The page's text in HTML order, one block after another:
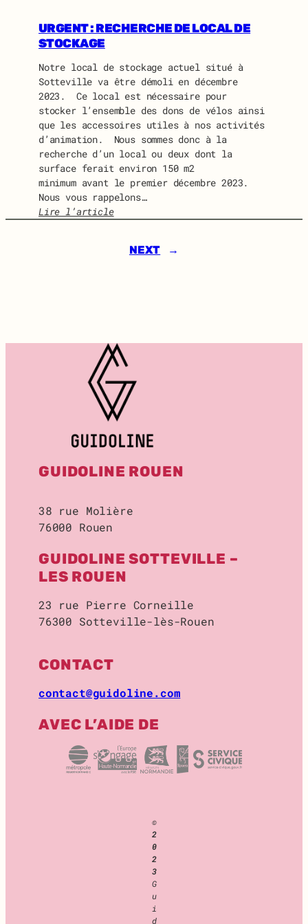
O
N
E
I
N
E
W
S
J
U
I
L
L
E
T
URGENT : RECHERCHE DE LOCAL DE
STOCKAGE
Notre local de stockage actuel situé à
Sotteville va être démoli en décembre
2023. Ce local est nécessaire pour
stocker l’ensemble des dons de vélos ainsi
que les accessoires utiles à nos activités
d’animation. Nous sommes donc à la
recherche d’un local ou deux dont la
surface ferait environ 150 m2
minimum avant le premier décembre 2023.
Nous vous rappelons…
Lire l’article
R
E
C
H
E
R
H
D
O
L
D
S
O
K
G
E
NEXT →
GUIDOLINE ROUEN
38 rue Molière
76000 Rouen
GUIDOLINE SOTTEVILLE –
LES ROUEN
23 rue Pierre Corneille
76300 Sotteville-lès-Rouen
CONTACT
contact@guidoline.com
AVEC L’AIDE DE
©
2
0
2
3
G
u
i
d